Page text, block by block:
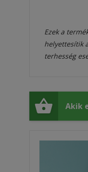
Ezek a
helyettesítik
terhesség
Akik